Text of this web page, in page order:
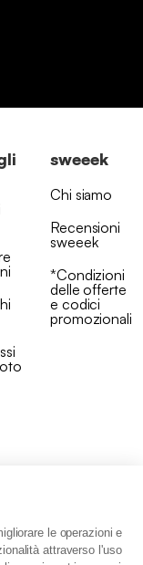
le operazioni e
attraverso l'uso
sweeek
Chi siamo
Recensioni
sweeek
*Condizioni
delle offerte
e codici
promozionali